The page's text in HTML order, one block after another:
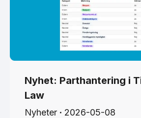
Nyhet: Parthantering i
Law
Nyheter 2026-05-08